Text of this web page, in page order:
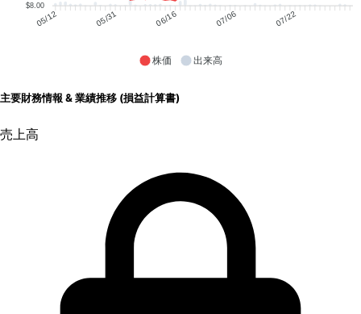
$8.00
05/12 05/31 06/16 07/06 07/22
株価 出来高
主要財務情報 & 業績推移 (損益計算書)
売上高